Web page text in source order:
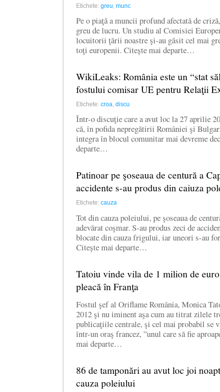
Etichete: greu munc
Pe o piaţă a muncii profund afectată de
greu de lucru. Un studiu al Comisiei
locuitorii ţării noastre şi-au găsit cel mai
toţi europenii. Citește mai departe…
WikiLeaks: România este un “stat
fostului comisar UE pentru Relaţii
Etichete: croa discu
Într-o discuţie care a avut loc la 27 aprilie
că, în pofida nepregătirii României şi
integra în blocul comunitar mai devreme
departe…
Patinoar pe şoseaua de centură a
accidente s-au produs din caiuza
Etichete: cauza
Tot din cauza poleiului, pe şoseaua de
adevărat coşmar. S-au produs zeci de
blocate din cauza frigului, iar uneori s-au
Citește mai departe…
Tatoiu vinde vila de 1 milion de
pleacă în Franţa
Fostul şef al Oriflame România, Monica
2012 şi nu iminent aşa cum au titrat zilele
publicaţiile centrale, şi cel mai probabil se
într-un oraş francez, ”unul care să fie
mai departe…
86 de tamponări au avut loc joi
cauza poleiului